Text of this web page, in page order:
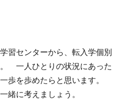
習センターから、転入学個別
一人ひとりの状況にあった
歩を歩めたらと思います。
緒に考えましょう。